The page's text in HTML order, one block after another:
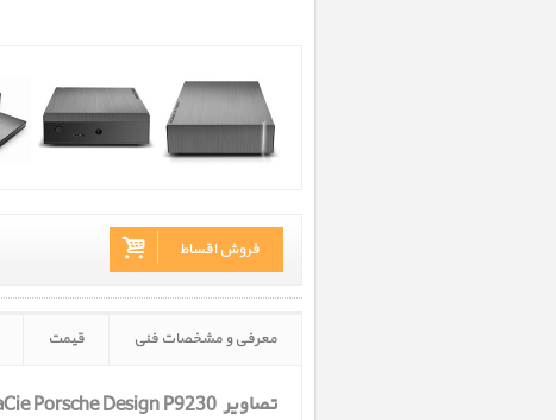
فروش اقساط
معرفی و مشخصات فنی قیمت
تصاویر LaCie Porsche Design P9230 ‎